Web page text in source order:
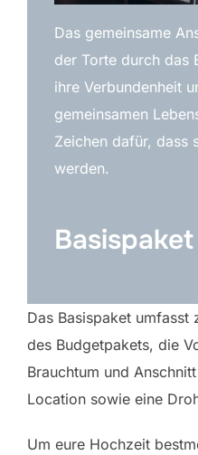
Das gemeinsame
der Torte durch das
ihre Verbundenheit
gemeinsamen
Zeichen dafür, dass
werden.
Basispaket
Das Basispaket umfasst
des Budgetpakets, die
Brauchtum und
Location sowie eine
Um eure Hochzeit